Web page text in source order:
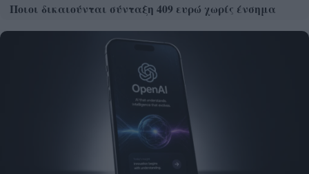
Ποιοι δικαιούνται σύνταξη 409 ευρώ χωρίς ένσημα